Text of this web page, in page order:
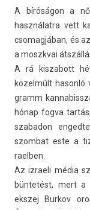
A bíróságon a
használatra vett
csomag­jában, és
a moszkvai
A rá kis­zabott
közelmúlt hasonló
gramm
hónap fogva
szabadon
szom­bat este a
raelb­en.
Az iz­raeli média
büntetést, mert
ekszej Bur­kov